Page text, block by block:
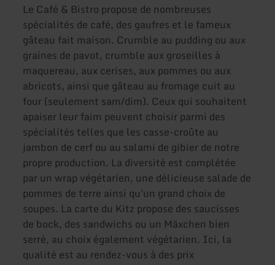
Le Café & Bistro propose de nombreuses
spécialités de café, des gaufres et le fameux
gâteau fait maison. Crumble au pudding ou aux
graines de pavot, crumble aux groseilles à
maquereau, aux cerises, aux pommes ou aux
abricots, ainsi que gâteau au fromage cuit au
four (seulement sam/dim). Ceux qui souhaitent
apaiser leur faim peuvent choisir parmi des
spécialités telles que les casse-croûte au
jambon de cerf ou au salami de gibier de notre
propre production. La diversité est complétée
par un wrap végétarien, une délicieuse salade de
pommes de terre ainsi qu'un grand choix de
soupes. La carte du Kitz propose des saucisses
de bock, des sandwichs ou un Mäxchen bien
serré, au choix également végétarien. Ici, la
qualité est au rendez-vous à des prix